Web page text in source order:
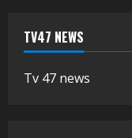
TV47 NEWS
Tv 47 news